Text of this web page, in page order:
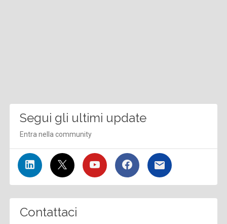
Segui gli ultimi update
Entra nella community
Contattaci